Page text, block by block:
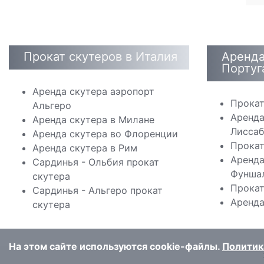
Прокат скутеров в Италия
Аренда скутера аэропорт
Альгеро
Аренда скутера в Милане
Аренда скутера во Флоренции
Аренда скутера в Рим
Сардинья - Ольбия прокат
скутера
Сардинья - Альгеро прокат
скутера
На этом сайте используются cookie-файлы.